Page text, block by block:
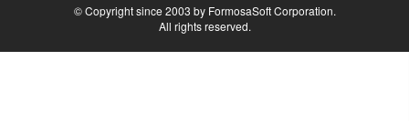
© Copyright since 2003 by FormosaSoft Corporation.
All rights reserved.